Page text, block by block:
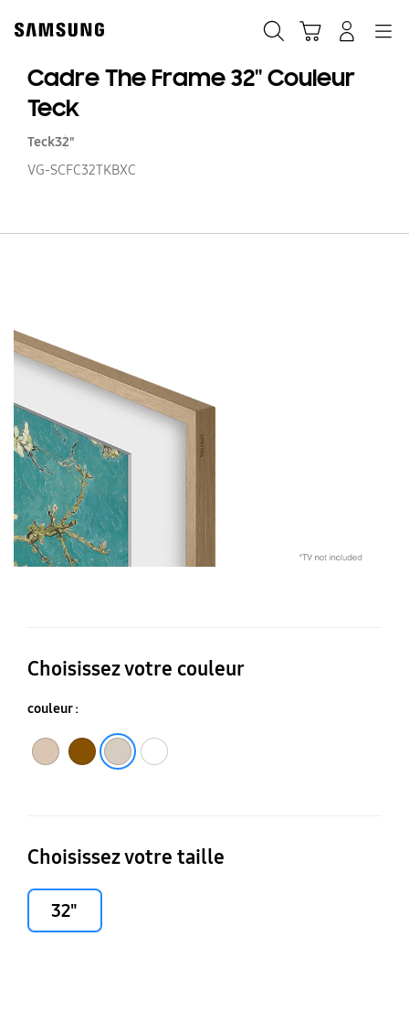
content
Cadre The Frame 32'' Couleur
Teck
Teck32"
VG-SCFC32TKBXC
Choisissez votre couleur
couleur :
Choisissez votre taille
32"